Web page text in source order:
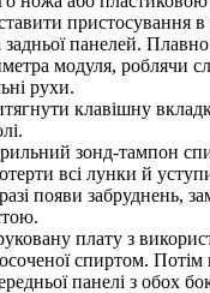
пристосування в
задньої панелей.
модуля, роблячи
рухи.
клавішну
зонд-тампон
всі лунки й
появи забруднень,
плату з
спиртом. Потім
панелі з обох